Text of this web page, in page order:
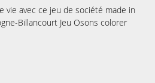
vie avec ce jeu de société made in
Billancourt Jeu Osons colorer